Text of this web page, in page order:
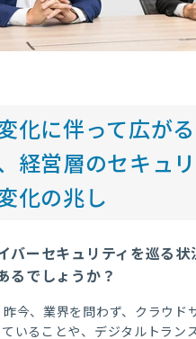
化に伴って広が
経営層のセキュ
化の兆し
バーセキュリティを巡る状
るでしょうか？
昨今、業界を問わず、クラウド
いることや、デジタルトラン